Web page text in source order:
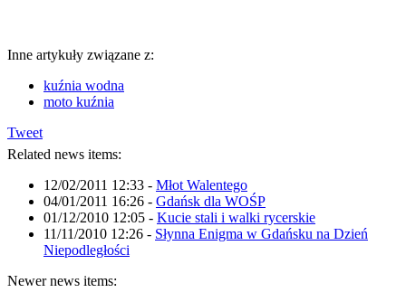
Inne artykuły związane z:
kuźnia wodna
moto kuźnia
Tweet
Related news items:
12/02/2011 12:33 - Młot Walentego
04/01/2011 16:26 - Gdańsk dla WOŚP
01/12/2010 12:05 - Kucie stali i walki rycerskie
11/11/2010 12:26 - Słynna Enigma w Gdańsku na Dzień
Niepodległości
Newer news items: